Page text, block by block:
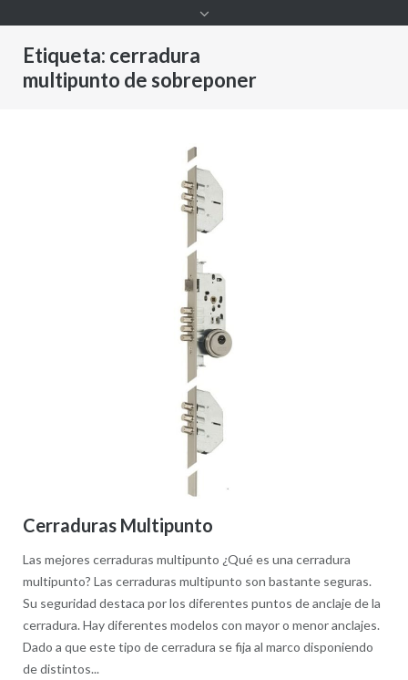
Etiqueta: cerradura
multipunto de sobreponer
Cerraduras Multipunto
Las mejores cerraduras multipunto ¿Qué es una cerradura
multipunto? Las cerraduras multipunto son bastante seguras.
Su seguridad destaca por los diferentes puntos de anclaje de la
cerradura. Hay diferentes modelos con mayor o menor anclajes.
Dado a que este tipo de cerradura se fija al marco disponiendo
de distintos...